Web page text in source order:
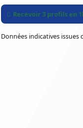
Recevoir 3 profils en
Données indicatives